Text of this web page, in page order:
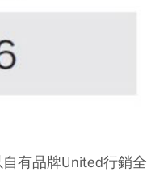
有品牌United行銷全